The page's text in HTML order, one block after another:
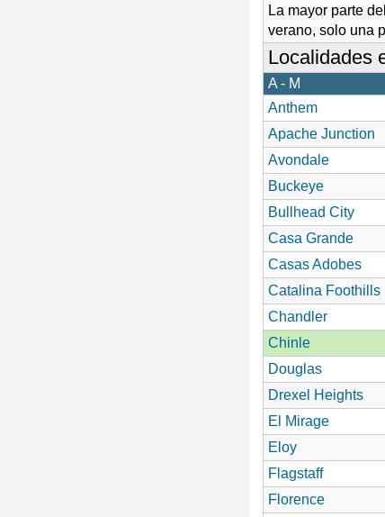
La mayor parte
verano, solo una
Localidades
A - M
Anthem
Apache Junction
Avondale
Buckeye
Bullhead City
Casa Grande
Casas Adobes
Catalina Foothills
Chandler
Chinle
Douglas
Drexel Heights
El Mirage
Eloy
Flagstaff
Florence